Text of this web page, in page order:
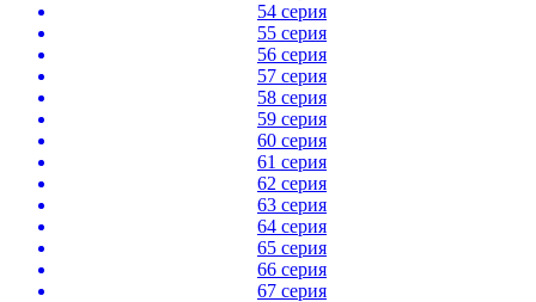
54 серия
55 серия
56 серия
57 серия
58 серия
59 серия
60 серия
61 серия
62 серия
63 серия
64 серия
65 серия
66 серия
67 серия